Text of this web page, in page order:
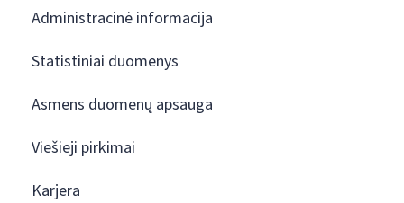
Administracinė informacija
Statistiniai duomenys
Asmens duomenų apsauga
Viešieji pirkimai
Karjera